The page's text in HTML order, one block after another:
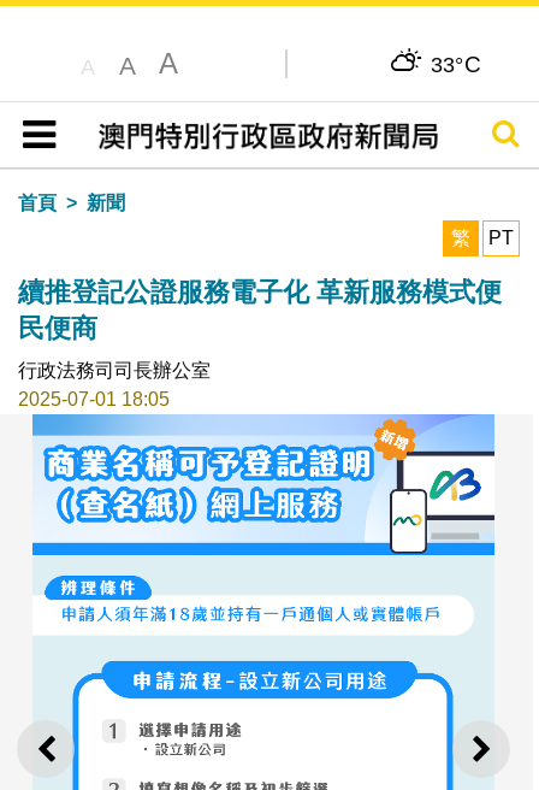
A A A 33°C
目錄
搜尋
首頁
新聞
繁
PT
續推登記公證服務電子化 革新服務模式便
民便商
行政法務司司長辦公室
2025-07-01 18:05
上一則 下一